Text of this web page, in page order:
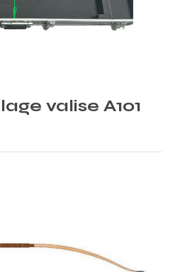
valise A101